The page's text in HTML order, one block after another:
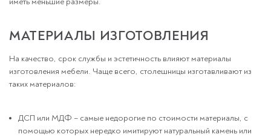
МАТЕРИАЛЫ ИЗГОТОВЛЕНИЯ
На качество, срок службы и эстетичность влияют материалы
изготовления мебели. Чаще всего, столешницы изготавливают из
таких материалов:
ДСП или МДФ – самые недорогие по стоимости материалы, с
помощью которых нередко имитируют натуральный камень или